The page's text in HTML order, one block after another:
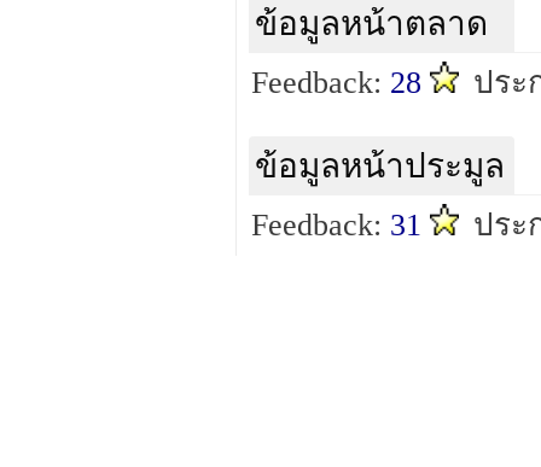
ข้อมูลหน้าตลาด
Feedback: 28 ประ
ข้อมูลหน้าประมูล
Feedback: 31 ประ